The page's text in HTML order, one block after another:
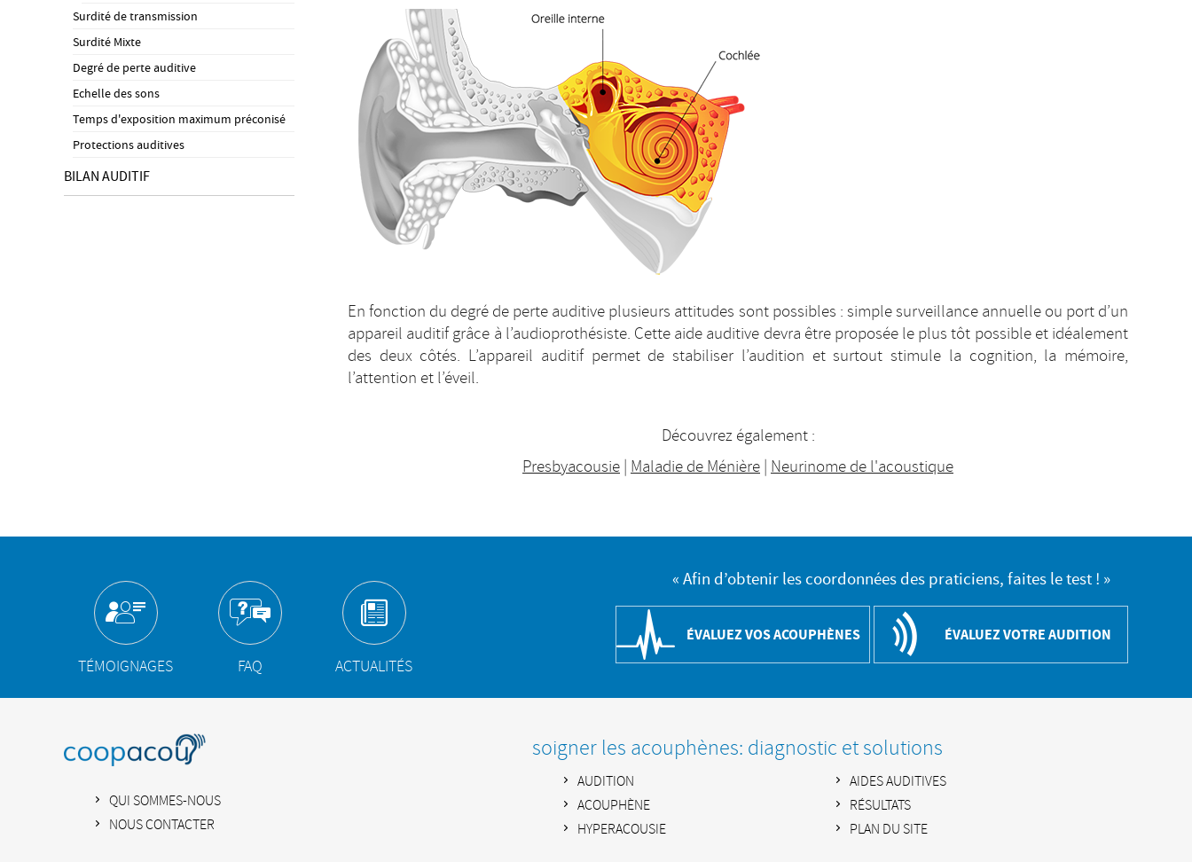
Surdité de transmission
Surdité Mixte
Degré de perte auditive
Echelle des sons
Temps d'exposition maximum préconisé
Protections auditives
BILAN AUDITIF
En fonction du degré de perte auditive plusieurs attitudes sont possibles : simple surveillance annuelle ou port d’un
appareil auditif grâce à l’audioprothésiste. Cette aide auditive devra être proposée le plus tôt possible et idéalement
des deux côtés. L’appareil auditif permet de stabiliser l’audition et surtout stimule la cognition, la mémoire,
l’attention et l’éveil.
Découvrez également :
Presbyacousie|Maladie de Ménière|Neurinome de l'acoustique
TÉMOIGNAGES FAQ ACTUALITÉS
« Afin d’obtenir les coordonnées des praticiens, faites le test ! »
ÉVALUEZ VOS ACOUPHÈNES ÉVALUEZ VOTRE AUDITION
QUI SOMMES-NOUS
NOUS CONTACTER
soigner les acouphènes: diagnostic et solutions
AUDITION
ACOUPHÈNE
HYPERACOUSIE
AIDES AUDITIVES
RÉSULTATS
PLAN DU SITE